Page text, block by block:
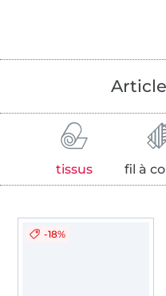
tissus fil à
-18%